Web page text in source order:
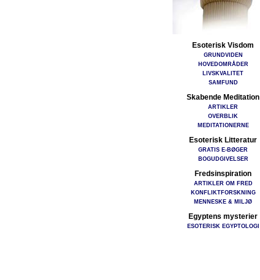
Esoterisk Visdom
GRUNDVIDEN
HOVEDOMRÅDER
LIVSKVALITET
SAMFUND
Skabende Meditation
ARTIKLER
OVERBLIK
MEDITATIONERNE
Esoterisk Litteratur
GRATIS E-BØGER
BOGUDGIVELSER
Fredsinspiration
ARTIKLER OM FRED
KONFLIKTFORSKNING
MENNESKE & MILJØ
Egyptens mysterier
ESOTERISK EGYPTOLOGI